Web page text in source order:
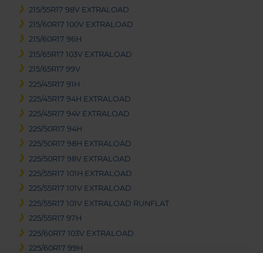
215/55R17 98V EXTRALOAD
215/60R17 100V EXTRALOAD
215/60R17 96H
215/65R17 103V EXTRALOAD
215/65R17 99V
225/45R17 91H
225/45R17 94H EXTRALOAD
225/45R17 94V EXTRALOAD
225/50R17 94H
225/50R17 98H EXTRALOAD
225/50R17 98V EXTRALOAD
225/55R17 101H EXTRALOAD
225/55R17 101V EXTRALOAD
225/55R17 101V EXTRALOAD RUNFLAT
225/55R17 97H
225/60R17 103V EXTRALOAD
225/60R17 99H